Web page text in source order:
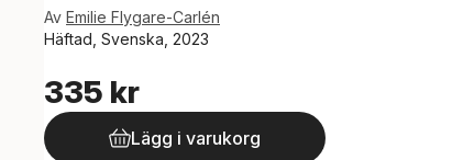
Av Emilie Flygare-Carlén
Häftad, Svenska, 2023
335 kr
Lägg i varukorg